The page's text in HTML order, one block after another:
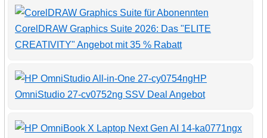
CorelDRAW Graphics Suite 2026: Das "ELITE
CREATIVITY" Angebot mit 35 % Rabatt
HP
OmniStudio 27-cv0752ng SSV Deal Angebot